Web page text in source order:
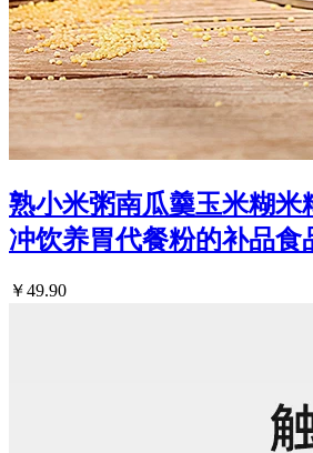
熟小米粥南瓜羹玉米糊米
冲饮养胃代餐粉的补品食
￥49.90